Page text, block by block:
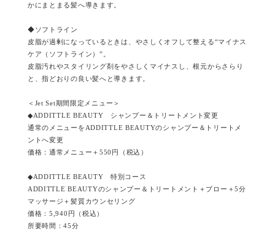
かにまとまる髪へ導きます。
◆ソフトライン
皮脂が過剰になっているときは、やさしくオフして整える“マイナス
ケア（ソフトライン）”。
皮脂汚れやスタイリング剤をやさしくマイナスし、根元からさらり
と、指どおりの良い髪へと導きます。
＜Jet Set期間限定メニュー＞
◆ADDITTLE BEAUTY シャンプー＆トリートメント変更
通常のメニューをADDITTLE BEAUTYのシャンプー＆トリートメ
ントへ変更
価格：通常メニュー＋550円（税込）
◆ADDITTLE BEAUTY 特別コース
ADDITTLE BEAUTYのシャンプー＆トリートメント＋ブロー＋5分
マッサージ＋髪質カウンセリング
価格：5,940円（税込）
所要時間：45分